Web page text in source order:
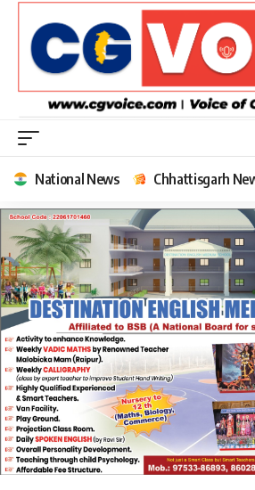
National News Chhattisgarh